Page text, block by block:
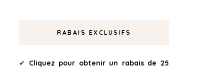
RABAIS EXCLUSIFS
✔ Cliquez pour obtenir un rabais de 25